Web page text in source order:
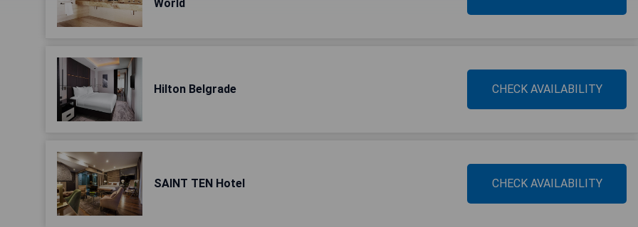
World
Hilton Belgrade CHECK AVAILABILITY
SAINT TEN Hotel CHECK AVAILABILITY